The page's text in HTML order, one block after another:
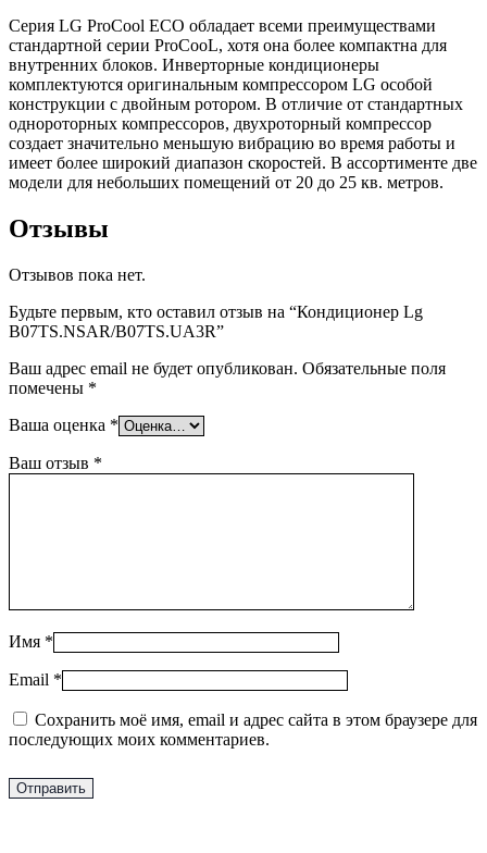
Серия LG ProCool ECO обладает всеми преимуществами
стандартной серии ProCooL, хотя она более компактна для
внутренних блоков. Инверторные кондиционеры
комплектуются оригинальным компрессором LG особой
конструкции с двойным ротором. В отличие от стандартных
однороторных компрессоров, двухроторный компрессор
создает значительно меньшую вибрацию во время работы и
имеет более широкий диапазон скоростей. В ассортименте две
модели для небольших помещений от 20 до 25 кв. метров.
Отзывы
Отзывов пока нет.
Будьте первым, кто оставил отзыв на “Кондиционер Lg
B07TS.NSAR/B07TS.UA3R”
Ваш адрес email не будет опубликован. Обязательные поля
помечены *
Ваша оценка *
Ваш отзыв *
Имя *
Email *
Сохранить моё имя, email и адрес сайта в этом браузере для
последующих моих комментариев.